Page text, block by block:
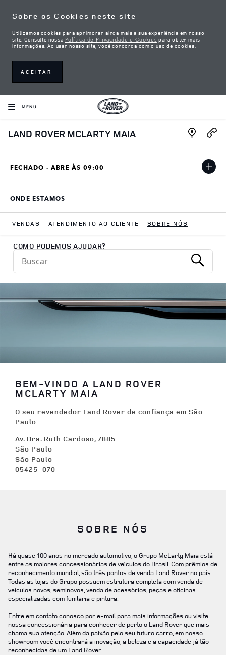
Sobre os Cookies neste site
Utilizamos cookies para aprimorar ainda mais a sua experiência em nosso
site. Consulte nossa Política de Privacidade e Cookies para obter mais
informações. Ao usar nosso site, você concorda com o uso de cookies.
ACEITAR
MENU
LAND ROVER MCLARTY MAIA Link
FECHADO - ABRE ÀS 09:00
ONDE ESTAMOS
LINK OPENS IN NEW TAB
VENDAS ATENDIMENTO AO CLIENTE SOBRE NÓS
COMO PODEMOS AJUDAR?
Conduct a search
Submit
BEM-VINDO A LAND ROVER
MCLARTY MAIA
O seu revendedor Land Rover de confiança em São
Paulo
Av. Dra. Ruth Cardoso, 7885
São Paulo
São Paulo
05425-070
SOBRE NÓS
Há quase 100 anos no mercado automotivo, o Grupo McLarty Maia está
entre as maiores concessionárias de veículos do Brasil. Com prêmios de
reconhecimento mundial, são três pontos de venda Land Rover no país.
Todas as lojas do Grupo possuem estrutura completa com venda de
veículos novos, seminovos, venda de acessórios, peças e oficinas
especializadas com funilaria e pintura.
Entre em contato conosco por e-mail para mais informações ou visite
nossa concessionária para conhecer de perto o Land Rover que mais
chama sua atenção. Além da paixão pelo seu futuro carro, em nosso
showroom você encontrará a inovação, a beleza e a capacidade já tão
reconhecidas de um Land Rover.